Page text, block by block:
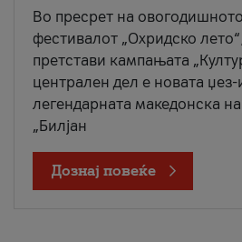
Во пресрет на
фестивалот „Охридско
претстави кампањата
централен дел е новата џез-
легендарната македонска
„Билјан
Дознај повеќе